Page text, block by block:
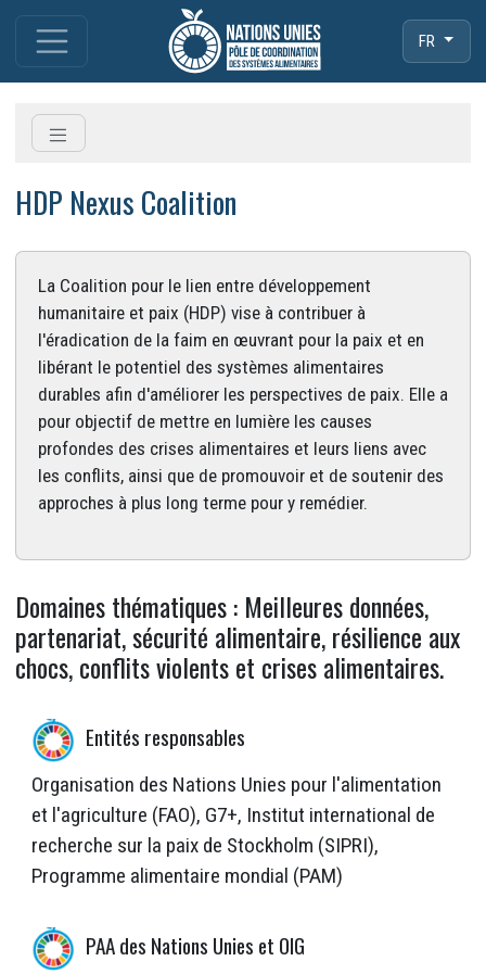
FR
HDP Nexus Coalition
La Coalition pour le lien entre développement
humanitaire et paix (HDP) vise à contribuer à
l'éradication de la faim en œuvrant pour la paix et en
libérant le potentiel des systèmes alimentaires
durables afin d'améliorer les perspectives de paix. Elle a
pour objectif de mettre en lumière les causes
profondes des crises alimentaires et leurs liens avec
les conflits, ainsi que de promouvoir et de soutenir des
approches à plus long terme pour y remédier.
Domaines thématiques : Meilleures données,
partenariat, sécurité alimentaire, résilience aux
chocs, conflits violents et crises alimentaires.
Entités responsables
Organisation des Nations Unies pour l'alimentation
et l'agriculture (FAO), G7+, Institut international de
recherche sur la paix de Stockholm (SIPRI),
Programme alimentaire mondial (PAM)
PAA des Nations Unies et OIG